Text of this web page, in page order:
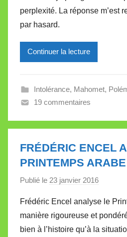
r
V
l
t
t
e
perplexité. La réponse m’est
par hasard.
Continuer la lecture
Intolérance, Mahomet,
19 commentaires
FRÉDÉRIC ENCEL
PRINTEMPS ARABE
Publié le 23 janvier 2016
r
M
i
Frédéric Encel analyse le
manière rigoureuse et
bien à l’histoire qu’à la